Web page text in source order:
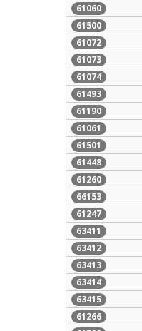
61060
61500
61072
61073
61074
61493
61190
61061
61501
61448
61260
66153
61247
63411
63412
63413
63414
63415
61266